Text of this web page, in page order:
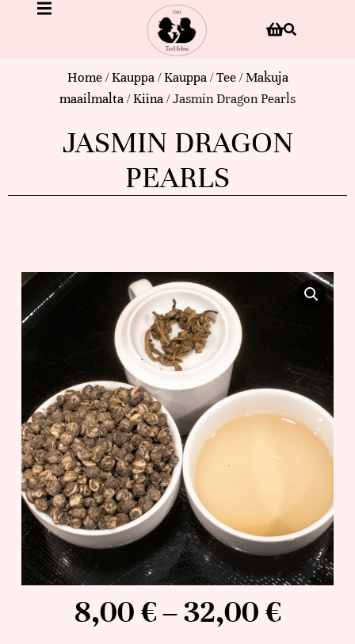
Home/Kauppa/Kauppa/Tee/Makuja
maailmalta/Kiina/ Jasmin Dragon Pearls
JASMIN DRAGON
PEARLS
8,00€–32,00€